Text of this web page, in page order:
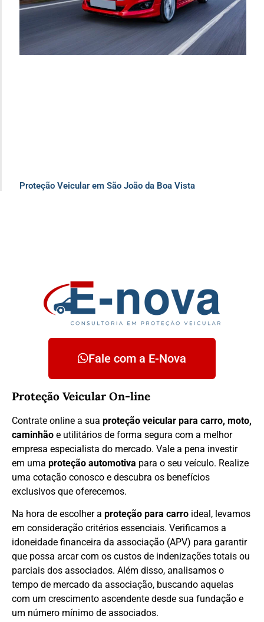
Proteção Veicular em São João da Boa Vista
Fale com a E-Nova
Proteção Veicular On-line
Contrate online a sua proteção veicular para carro, moto,
caminhão e utilitários de forma segura com a melhor
empresa especialista do mercado. Vale a pena investir
em uma proteção automotiva para o seu veículo. Realize
uma cotação conosco e descubra os benefícios
exclusivos que oferecemos.
Na hora de escolher a proteção para carro ideal, levamos
em consideração critérios essenciais. Verificamos a
idoneidade financeira da associação (APV) para garantir
que possa arcar com os custos de indenizações totais ou
parciais dos associados. Além disso, analisamos o
tempo de mercado da associação, buscando aquelas
com um crescimento ascendente desde sua fundação e
um número mínimo de associados.